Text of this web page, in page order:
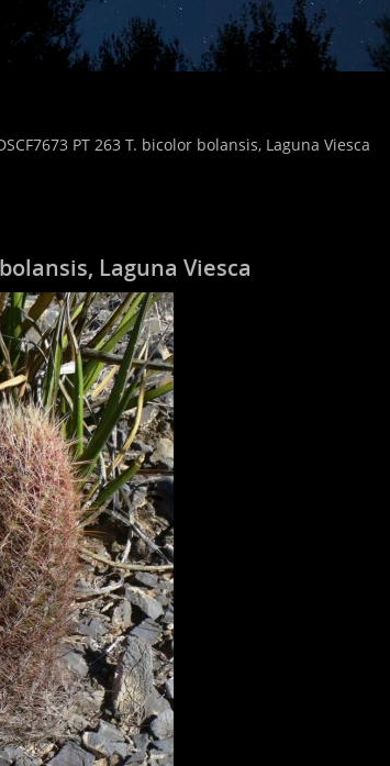
PT 263 T. bicolor bolansis, Laguna Viesca
Laguna Viesca